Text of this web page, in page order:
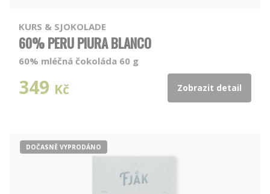
KURS & SJOKOLADE
60% PERU PIURA BLANCO
60% mléčná čokoláda 60 g
349 Kč Zobrazit detail
DOČASNĚ VYPRODÁNO